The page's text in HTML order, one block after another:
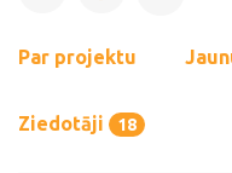
Par projektu
Ziedotāji 18